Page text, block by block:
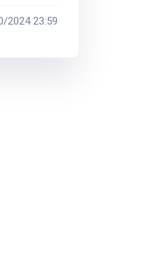
2024 23:59